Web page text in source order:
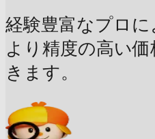
経験豊富なプロに
より精度の高い
きます。